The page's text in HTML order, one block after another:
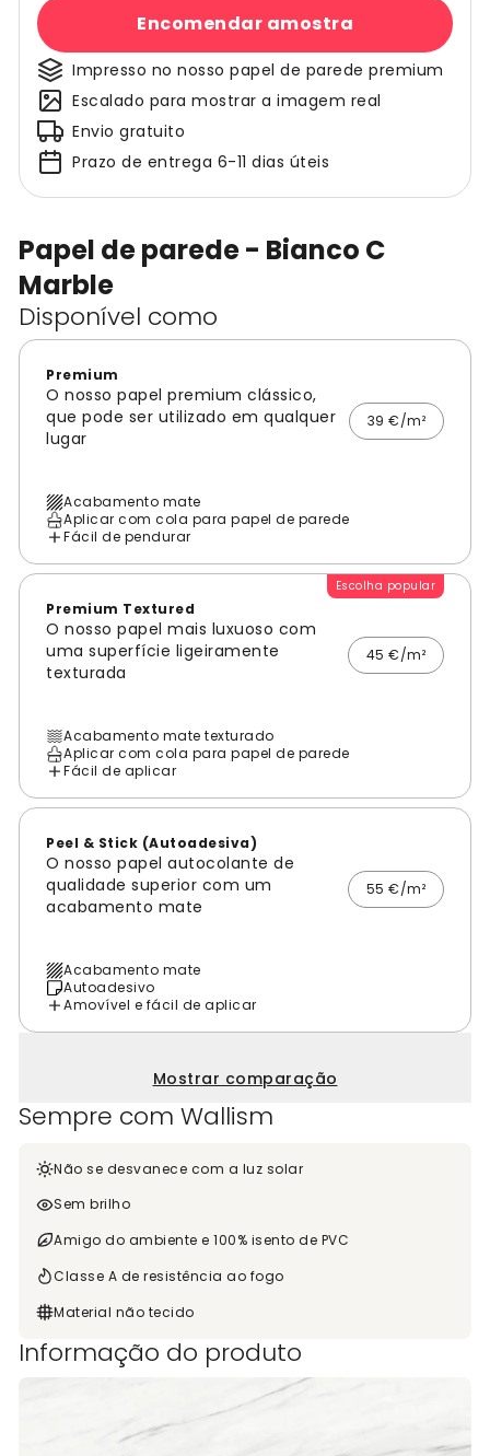
Papel de parede - Bianco C
Marble
Disponível como
Premium
O nosso papel premium clássico,
que pode ser utilizado em qualquer
lugar
39 €/m²
Acabamento mate
Aplicar com cola para papel de parede
Fácil de pendurar
Escolha popular
Premium Textured
O nosso papel mais luxuoso com
uma superfície ligeiramente
texturada
45 €/m²
Acabamento mate texturado
Aplicar com cola para papel de parede
Fácil de aplicar
Peel & Stick (Autoadesiva)
O nosso papel autocolante de
qualidade superior com um
acabamento mate
55 €/m²
Acabamento mate
Autoadesivo
Amovível e fácil de aplicar
Mostrar comparação
Sempre com Wallism
Não se desvanece com a luz solar
Sem brilho
Amigo do ambiente e 100% isento de PVC
Classe A de resistência ao fogo
Material não tecido
Informação do produto
Encomendar amostra
Impresso no nosso papel de parede premium
Escalado para mostrar a imagem real
Envio gratuito
Prazo de entrega 6-11 dias úteis